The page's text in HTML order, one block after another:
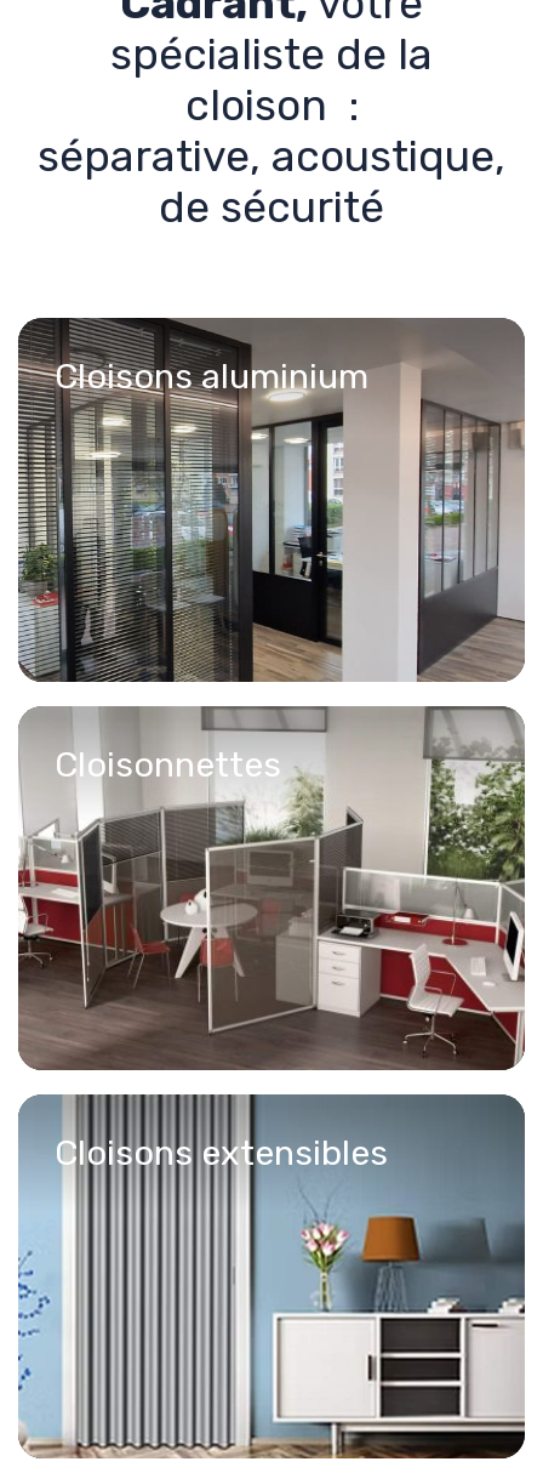
spécialiste de la
cloison :
séparative, acoustique,
de sécurité​​​
Cloisons aluminium
Cloisonnettes
Cloisons extensibles